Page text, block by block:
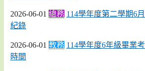
2026-06-01 總務 114學年度第二學期6
紀錄
2026-06-01 教務 114學年度6年級畢業
時間